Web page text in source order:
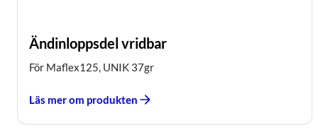
Ändinloppsdel vridbar
För Maflex125, UNIK 37gr
Läs mer om produkten